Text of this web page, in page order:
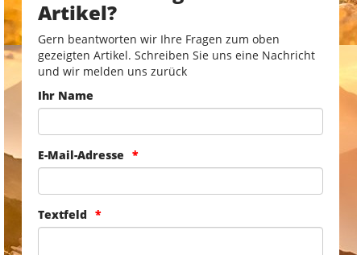
Artikel?
Gern beantworten wir Ihre Fragen zum oben
gezeigten Artikel. Schreiben Sie uns eine Nachricht
und wir melden uns zurück
Ihr Name
E-Mail-Adresse
Textfeld